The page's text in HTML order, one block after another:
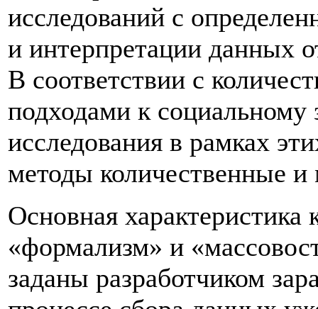
исследований с
и интерпретации данных
В соответствии с
подходами к
исследования в рамках
методы количественные
Основная характеристика
«формализм» и
заданы разработчиком